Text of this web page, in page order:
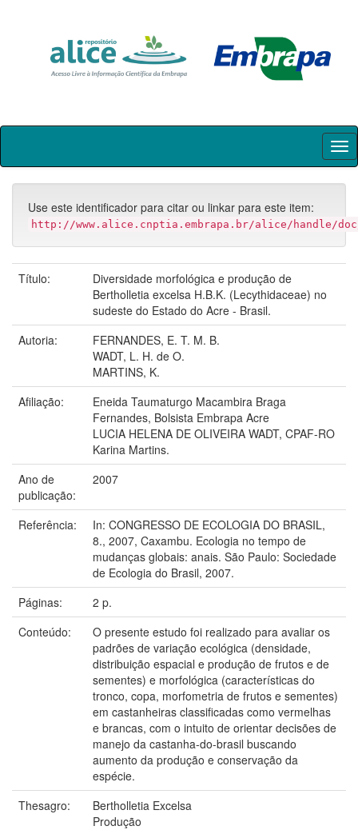
Skip
Use este identificador para citar ou linkar para este item:
http://www.alice.cnptia.embrapa.br/alice/handle/
Título:
Diversidade morfológica e produção de
Bertholletia excelsa H.B.K. (Lecythidaceae) no
sudeste do Estado do Acre - Brasil.
Autoria:
FERNANDES, E. T. M. B.
WADT, L. H. de O.
MARTINS, K.
Afiliação:
Eneida Taumaturgo Macambira Braga
Fernandes, Bolsista Embrapa Acre
LUCIA HELENA DE OLIVEIRA WADT, CPAF-RO
Karina Martins.
Ano de
publicação:
2007
Referência:
In: CONGRESSO DE ECOLOGIA DO BRASIL,
8., 2007, Caxambu. Ecologia no tempo de
mudanças globais: anais. São Paulo: Sociedade
de Ecologia do Brasil, 2007.
Páginas:
2 p.
Conteúdo:
O presente estudo foi realizado para avaliar os
padrões de variação ecológica (densidade,
distribuição espacial e produção de frutos e de
sementes) e morfológica (características do
tronco, copa, morfometria de frutos e sementes)
em castanheiras classificadas como vermelhas
e brancas, com o intuito de orientar decisões de
manejo da castanha-do-brasil buscando
aumento da produção e conservação da
espécie.
Thesagro:
Bertholletia Excelsa
Produção